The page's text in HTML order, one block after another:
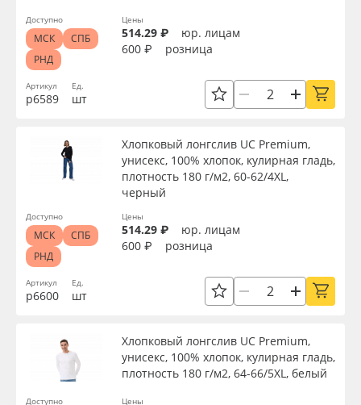
Артикул
р6589
Ед.
шт
Цены
514.29 ₽
юр. лицам
600 ₽
розница
Доступно
МСК
СПБ
РНД
Артикул
р6600
Хлопковый лонгслив UC Premium,
унисекс, 100% хлопок, кулирная гладь,
плотность 180 г/м2, 60-62/4XL,
черный
Ед.
шт
Цены
514.29 ₽
юр. лицам
600 ₽
розница
Доступно
МСК
СПБ
РНД
Хлопковый лонгслив UC Premium,
унисекс, 100% хлопок, кулирная гладь,
плотность 180 г/м2, 64-66/5XL, белый
Цены
Доступно